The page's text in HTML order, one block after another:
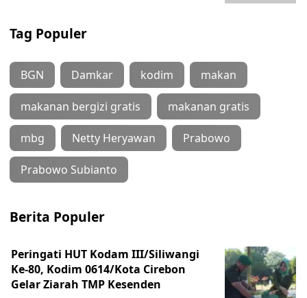
Tag Populer
BGN Damkar kodim makan
makanan bergizi gratis makanan gratis
mbg Netty Heryawan Prabowo
Prabowo Subianto
Berita Populer
Peringati HUT Kodam III/Siliwangi
Ke-80, Kodim 0614/Kota Cirebon
Gelar Ziarah TMP Kesenden